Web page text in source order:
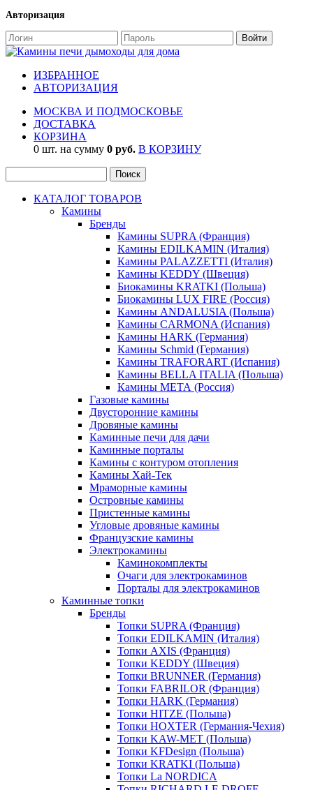
Авторизация
ИЗБРАННОЕ
АВТОРИЗАЦИЯ
МОСКВА И ПОДМОСКОВЬЕ
ДОСТАВКА
КОРЗИНА
0 шт. на сумму 0 руб. В КОРЗИНУ
КАТАЛОГ ТОВАРОВ
Камины
Бренды
Камины SUPRA (Франция)
Камины EDILKAMIN (Италия)
Камины PALAZZETTI (Италия)
Камины KEDDY (Швеция)
Биокамины KRATKI (Польша)
Биокамины LUX FIRE (Россия)
Камины ANDALUSIA (Польша)
Камины CARMONA (Испания)
Камины HARK (Германия)
Камины Schmid (Германия)
Камины TRAFORART (Испания)
Камины BELLA ITALIA (Польша)
Камины МЕТА (Россия)
Газовые камины
Двусторонние камины
Дровяные камины
Каминные печи для дачи
Каминные порталы
Камины с контуром отопления
Камины Хай-Тек
Мраморные камины
Островные камины
Пристенные камины
Угловые дровяные камины
Французские камины
Электрокамины
Каминокомплекты
Очаги для электрокаминов
Порталы для электрокаминов
Каминные топки
Бренды
Топки SUPRA (Франция)
Топки EDILKAMIN (Италия)
Топки AXIS (Франция)
Топки KEDDY (Швеция)
Топки BRUNNER (Германия)
Топки FABRILOR (Франция)
Топки HARK (Германия)
Топки HITZE (Польша)
Топки HOXTER (Германия-Чехия)
Топки KAW-MET (Польша)
Топки KFDesign (Польша)
Топки KRATKI (Польша)
Топки La NORDICA